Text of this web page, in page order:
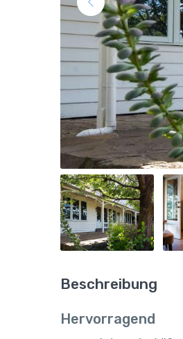
Beschreibung
Hervorragend